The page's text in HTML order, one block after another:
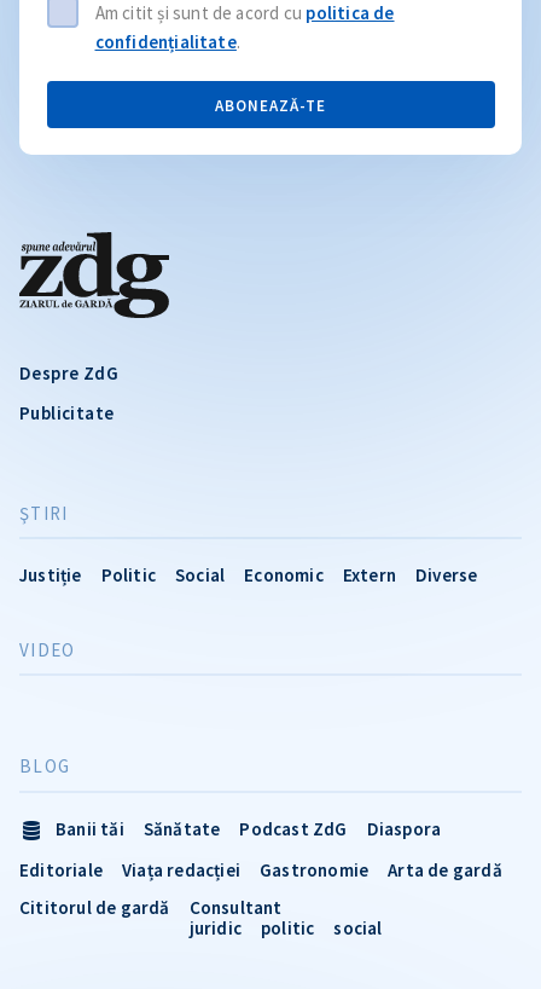
Despre ZdG
Publicitate
ŞTIRI
Justiție Politic Social Economic Extern Diverse
VIDEO
BLOG
Banii tăi Sănătate Podcast ZdG
Diaspora
Editoriale
Viața redacției Gastronomie
Arta de gardă
Cititorul de gardă
Consultant
juridic
politic social
Am citit și sunt de acord cu politica de
confidențialitate.
ABONEAZĂ-TE